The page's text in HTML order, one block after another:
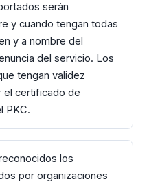
serán
y cuando tengan todas
y a nombre del
del servicio. Los
tengan validez
el certificado de
PKC.
los
por organizaciones